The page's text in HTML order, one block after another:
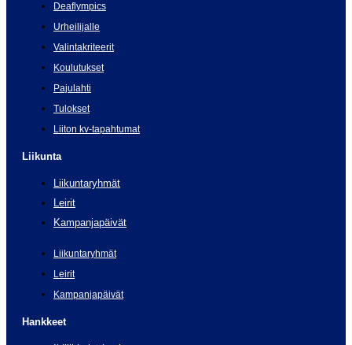
Deaflympics
Urheilijalle
Valintakriteerit
Koulutukset
Pajulahti
Tulokset
Liiton kv-tapahtumat
Liikunta
Liikuntaryhmät
Leirit
Kampanjapäivät
Liikuntaryhmät
Leirit
Kampanjapäivät
Hankkeet